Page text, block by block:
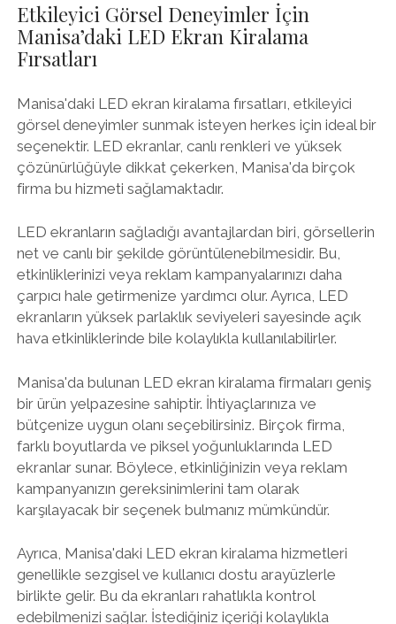
Etkileyici Görsel Deneyimler İçin
Manisa’daki LED Ekran Kiralama
Fırsatları
Manisa'daki LED ekran kiralama fırsatları, etkileyici
görsel deneyimler sunmak isteyen herkes için ideal bir
seçenektir. LED ekranlar, canlı renkleri ve yüksek
çözünürlüğüyle dikkat çekerken, Manisa'da birçok
firma bu hizmeti sağlamaktadır.
LED ekranların sağladığı avantajlardan biri, görsellerin
net ve canlı bir şekilde görüntülenebilmesidir. Bu,
etkinliklerinizi veya reklam kampanyalarınızı daha
çarpıcı hale getirmenize yardımcı olur. Ayrıca, LED
ekranların yüksek parlaklık seviyeleri sayesinde açık
hava etkinliklerinde bile kolaylıkla kullanılabilirler.
Manisa'da bulunan LED ekran kiralama firmaları geniş
bir ürün yelpazesine sahiptir. İhtiyaçlarınıza ve
bütçenize uygun olanı seçebilirsiniz. Birçok firma,
farklı boyutlarda ve piksel yoğunluklarında LED
ekranlar sunar. Böylece, etkinliğinizin veya reklam
kampanyanızın gereksinimlerini tam olarak
karşılayacak bir seçenek bulmanız mümkündür.
Ayrıca, Manisa'daki LED ekran kiralama hizmetleri
genellikle sezgisel ve kullanıcı dostu arayüzlerle
birlikte gelir. Bu da ekranları rahatlıkla kontrol
edebilmenizi sağlar. İstediğiniz içeriği kolaylıkla